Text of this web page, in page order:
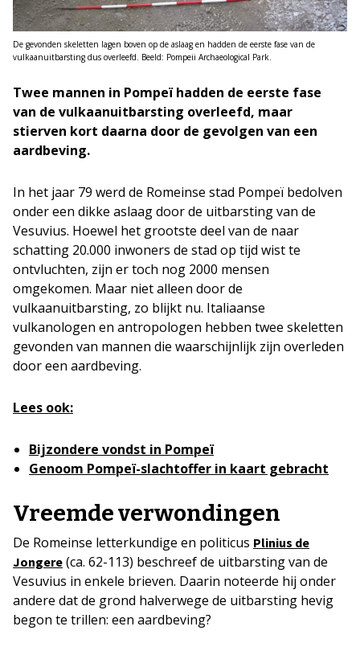
De gevonden skeletten lagen boven op de aslaag en hadden de eerste fase van de
vulkaanuitbarsting dus overleefd. Beeld: Pompeii Archaeological Park.
Twee mannen in Pompeï hadden de eerste fase
van de vulkaanuitbarsting overleefd, maar
stierven kort daarna door de gevolgen van een
aardbeving.
In het jaar 79 werd de Romeinse stad Pompeï bedolven
onder een dikke aslaag door de uitbarsting van de
Vesuvius. Hoewel het grootste deel van de naar
schatting 20.000 inwoners de stad op tijd wist te
ontvluchten, zijn er toch nog 2000 mensen
omgekomen. Maar niet alleen door de
vulkaanuitbarsting, zo blijkt nu. Italiaanse
vulkanologen en antropologen hebben twee skeletten
gevonden van mannen die waarschijnlijk zijn overleden
door een aardbeving.
Lees ook:
Bijzondere vondst in Pompeï
Genoom Pompeï-slachtoffer in kaart gebracht
Vreemde verwondingen
De Romeinse letterkundige en politicus Plinius de
Jongere (ca. 62-113) beschreef de uitbarsting van de
Vesuvius in enkele brieven. Daarin noteerde hij onder
andere dat de grond halverwege de uitbarsting hevig
begon te trillen: een aardbeving?